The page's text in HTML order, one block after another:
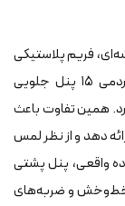
جلویی شیشه‌ای، فریم پلاستیکی
و پنل پشتی شیشه‌ای بهره می‌برد، در حالی که ردمی ۱۵ پنل جلویی
همین تفاوت باعث
ارائه دهد و از نظر لمس
واقعی، پنل پشتی
برابر خط‌وخش و ضربه‌های